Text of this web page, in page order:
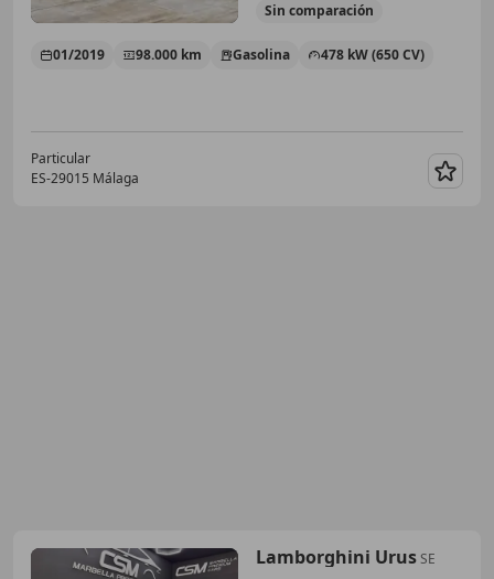
Sin comparación
01/2019 98.000 km Gasolina 478 kW (650 CV)
Particular
ES-29015 Málaga
Lamborghini UrusSE